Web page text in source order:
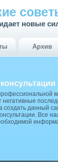
новые
Архив
данный
Все